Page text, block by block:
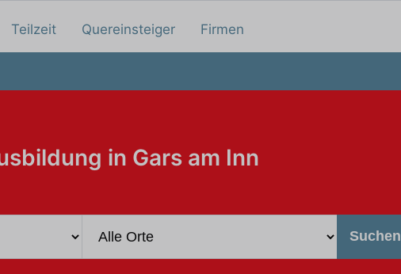
Teilzeit Quereinsteiger Firmen
in Gars am Inn
Suchen